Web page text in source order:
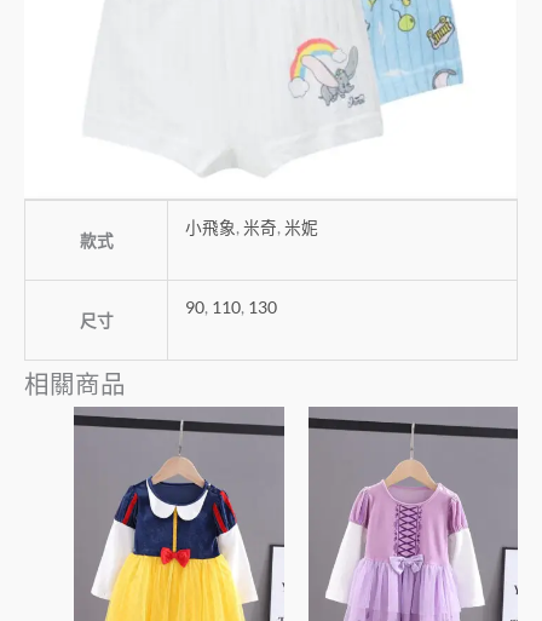
款式
小飛象, 米奇, 米妮
尺寸
90, 110, 130
相關商品
此
多
種
款
種
款